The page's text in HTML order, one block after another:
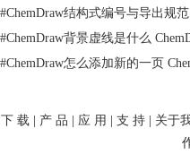
#ChemDraw结构式编号与导出规
#ChemDraw背景虚线是什么
#ChemDraw怎么添加新的一页
下 载 产 品 应 用 支 持 关于